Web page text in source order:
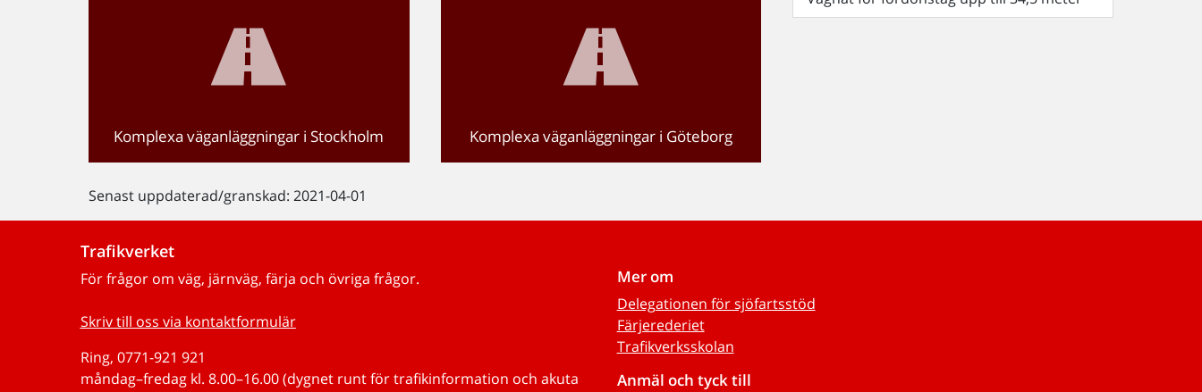
Komplexa väganläggningar i Stockholm Komplexa väganläggningar i Göteborg
Senast uppdaterad/granskad: 2021-04-01
Trafikverket
För frågor om väg, järnväg, färja och övriga frågor.
Skriv till oss via kontaktformulär
Ring, 0771-921 921
måndag–fredag kl. 8.00–16.00 (dygnet runt för trafikinformation och akuta
Mer om
Delegationen för sjöfartsstöd
Färjerederiet
Trafikverksskolan
Anmäl och tyck till